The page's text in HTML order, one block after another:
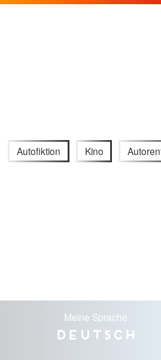
Autofiktion Kino
Meine Sprache
Deutsch